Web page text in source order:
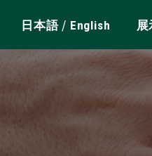
日本語/ English